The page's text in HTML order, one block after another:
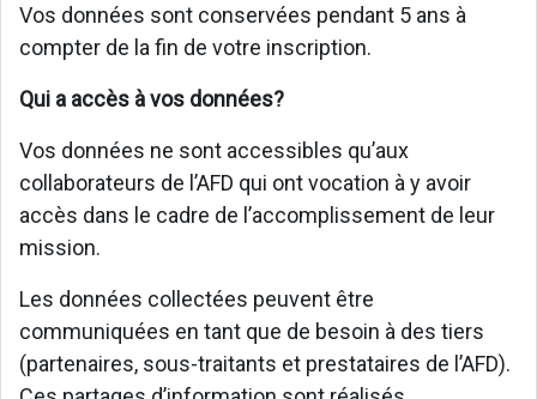
Vos données sont conservées pendant 5 ans à
compter de la fin de votre inscription.
Qui a accès à vos données?
Vos données ne sont accessibles qu’aux
collaborateurs de l’AFD qui ont vocation à y avoir
accès dans le cadre de l’accomplissement de leur
mission.
Les données collectées peuvent être
communiquées en tant que de besoin à des tiers
(partenaires, sous-traitants et prestataires de l’AFD).